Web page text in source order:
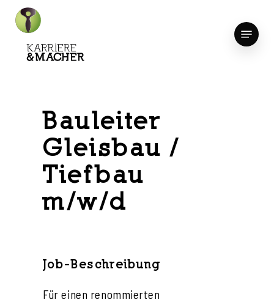
Skip
content
Menu
Bauleiter
Gleisbau /
Tiefbau
m/w/d
Job-Beschreibung
Für einen renommierten
Close